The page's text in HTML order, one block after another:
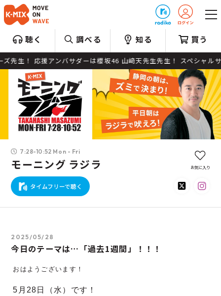
聴く 調べる 知る 買う
アンバサダーは櫻坂46 山﨑天先生先生！ スペシャルサ
7:28-10:52 Mon - Fri
モーニング ラジラ
タイムフリーで聴く
お気に入り
2025/05/28
今日のテーマは…「過去1週間」！！！
おはようございます！
5月28 日（水）です！